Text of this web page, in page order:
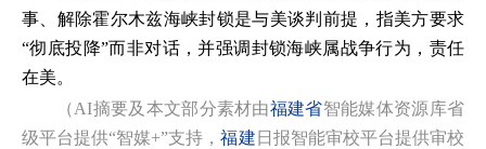
事、解除霍尔木兹海峡封锁是与美谈判前提，指美方要求
“彻底投降”而非对话，并强调封锁海峡属战争行为，责任
在美。
（AI摘要及本文部分素材由福建省智能媒体资源库省
级平台提供“智媒+”支持，福建 日报智能审校平台提供审校